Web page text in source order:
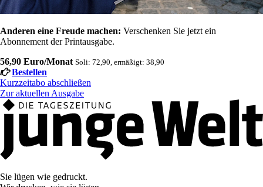
Anderen eine Freude machen: Verschenken Sie jetzt ein
Abonnement der Printausgabe.
56,90 Euro/Monat Soli: 72,90, ermäßigt: 38,90
Bestellen
Kurzzeitabo abschließen
Zur aktuellen Ausgabe
Sie lügen wie gedruckt.